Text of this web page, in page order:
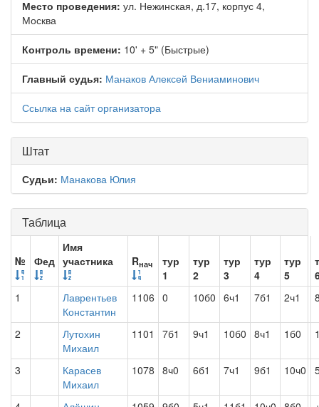
Место проведения: ул. Нежинская, д.17, корпус 4,
Москва
Контроль времени: 10' + 5" (Быстрые)
Главный судья: Манаков Алексей Вениаминович
Ссылка на сайт организатора
Штат
Судьи: Манакова Юлия
Таблица
№ Фед
Имя
участника
Rнач
тур
1
тур
2
тур
3
тур
4
тур
5
1
Лаврентьев
Константин
1106 0 10б0 6ч1 7б1 2ч1
2
Лутохин
Михаил
1101 7б1 9ч1 10б0 8ч1 1б0
3
Карасев
Михаил
1078 8ч0 6б1 7ч1 9б1 10ч0